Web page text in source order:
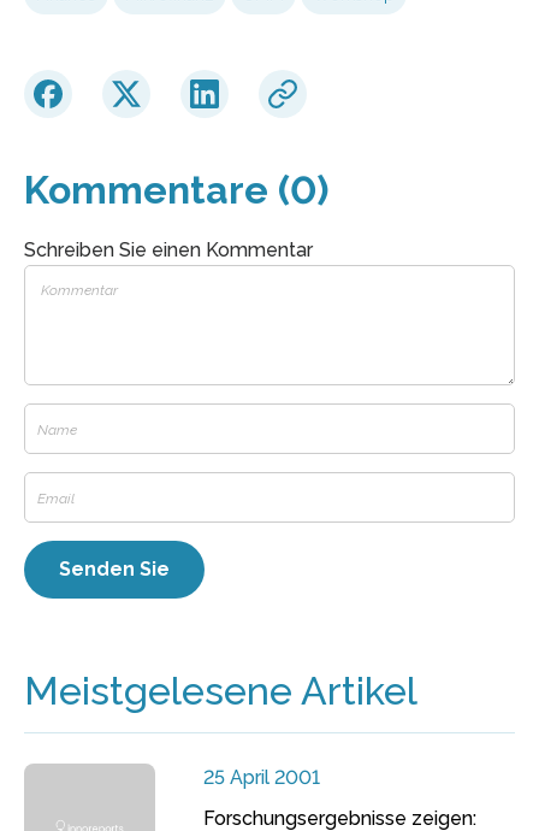
Kommentare (0)
Schreiben Sie einen Kommentar
Meistgelesene Artikel
25 April 2001
Forschungsergebnisse zeigen: